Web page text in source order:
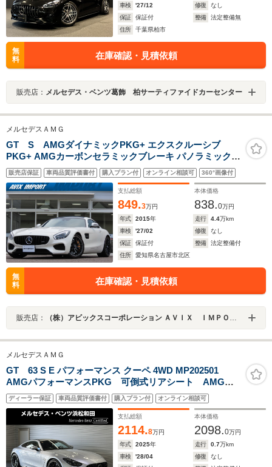
車検
'27/12 修復
なし
保証
保証付 整備
法定整備無
住所
千葉県柏市
無
料
在庫確認・見積依頼
販売店： メルセデス・ベンツ葛飾 柏サーティファイドカーセンター
メルセデスＡＭＧ
GT S AMGダイナミックPKG+ エクスクルーシブ
PKG+ AMGカーボンセラミックブレーキ パノラミックル
ーフ 黒半革 AMGパフォーマンスシート シートヒータ
ー ナビ TV Bカメ ブルメスター 19/20インチAW
販売店保証 車両品質評価書付 購入プラン付 オンライン相談可 360°画像付
支払総額
849.3万円
本体価格
838.0万円
年式
2015年 走行 4.4万km
車検
'27/02 修復
なし
保証
保証付 整備
法定整備付
住所
愛知県名古屋市北区
無
料
在庫確認・見積依頼
販売店： （株）アビックスコーポレーション ＡＶＩＸ ＩＭＰＯＲＴ 名古屋北店
メルセデスＡＭＧ
GT 63 S E パフォーマンス クーペ 4WD MP202501
AMGパフォーマンスPKG 可倒式リアシート AMGカ
ーボンセラミックブレーキ 黒本革 メモリー付パワー
シート&ヒーター&ベンチレーター ステアリングヒータ
ー ワイヤレスチャージ パワーゲート/フットオープナ
ー
ディーラー保証 車両品質評価書付 購入プラン付 オンライン相談可
支払総額
2114.8万円
本体価格
2098.0万円
年式
2025年 走行 0.7万km
車検
'28/04 修復
なし